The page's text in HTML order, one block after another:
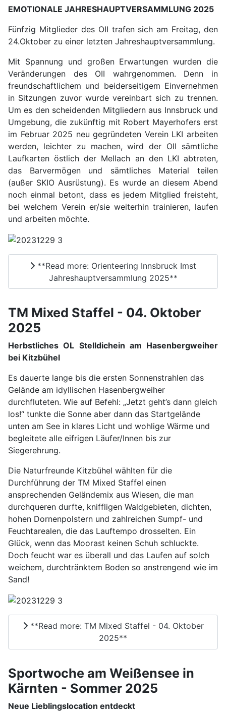
EMOTIONALE JAHRESHAUPTVERSAMMLUNG 2025
Fünfzig Mitglieder des OII trafen sich am Freitag, den
24.Oktober zu einer letzten Jahreshauptversammlung.
Mit Spannung und großen Erwartungen wurden die
Veränderungen des OII wahrgenommen. Denn in
freundschaftlichem und beiderseitigem Einvernehmen
in Sitzungen zuvor wurde vereinbart sich zu trennen.
Um es den scheidenden Mitgliedern aus Innsbruck und
Umgebung, die zukünftig mit Robert Mayerhofers erst
im Februar 2025 neu gegründeten Verein LKI arbeiten
werden, leichter zu machen, wird der OII sämtliche
Laufkarten östlich der Mellach an den LKI abtreten,
das Barvermögen und sämtliches Material teilen
(außer SKIO Ausrüstung). Es wurde an diesem Abend
noch einmal betont, dass es jedem Mitglied freisteht,
bei welchem Verein er/sie weiterhin trainieren, laufen
und arbeiten möchte.
**Read more: Orienteering Innsbruck Imst
Jahreshauptversammlung 2025**
TM Mixed Staffel - 04. Oktober
2025
Herbstliches OL Stelldichein am Hasenbergweiher
bei Kitzbühel
Es dauerte lange bis die ersten Sonnenstrahlen das
Gelände am idyllischen Hasenbergweiher
durchfluteten. Wie auf Befehl: „Jetzt geht’s dann gleich
los!“ tunkte die Sonne aber dann das Startgelände
unten am See in klares Licht und wohlige Wärme und
begleitete alle eifrigen Läufer/Innen bis zur
Siegerehrung.
Die Naturfreunde Kitzbühel wählten für die
Durchführung der TM Mixed Staffel einen
ansprechenden Geländemix aus Wiesen, die man
durchqueren durfte, kniffligen Waldgebieten, dichten,
hohen Dornenpolstern und zahlreichen Sumpf- und
Feuchtarealen, die das Lauftempo drosselten. Ein
Glück, wenn das Moorast keinen Schuh schluckte.
Doch feucht war es überall und das Laufen auf solch
weichem, durchtränktem Boden so anstrengend wie im
Sand!
**Read more: TM Mixed Staffel - 04. Oktober
2025**
Sportwoche am Weißensee in
Kärnten - Sommer 2025
Neue Lieblingslocation entdeckt